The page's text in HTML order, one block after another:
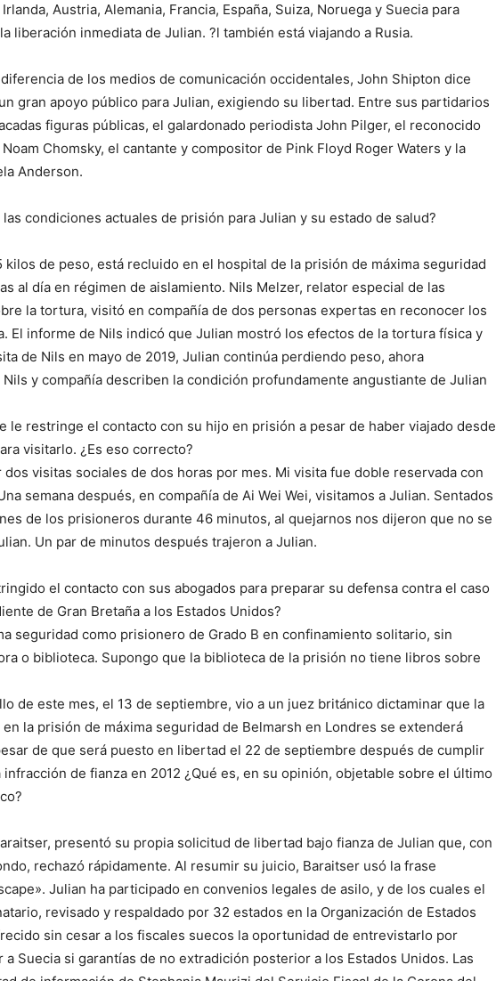
Austria, Alemania, Francia, España, Suiza, Noruega y Suecia para
liberación inmediata de Julian. ?l también está viajando a Rusia.
de los medios de comunicación occidentales, John Shipton dice
gran apoyo público para Julian, exigiendo su libertad. Entre sus partidarios
figuras públicas, el galardonado periodista John Pilger, el reconocido
Chomsky, el cantante y compositor de Pink Floyd Roger Waters y la
Anderson.
condiciones actuales de prisión para Julian y su estado de salud?
kilos de peso, está recluido en el hospital de la prisión de máxima seguridad
al día en régimen de aislamiento. Nils Melzer, relator especial de las
la tortura, visitó en compañía de dos personas expertas en reconocer los
El informe de Nils indicó que Julian mostró los efectos de la tortura física y
de Nils en mayo de 2019, Julian continúa perdiendo peso, ahora
y compañía describen la condición profundamente angustiante de Julian
le restringe el contacto con su hijo en prisión a pesar de haber viajado desde
visitarlo. ¿Es eso correcto?
visitas sociales de dos horas por mes. Mi visita fue doble reservada con
semana después, en compañía de Ai Wei Wei, visitamos a Julian. Sentados
de los prisioneros durante 46 minutos, al quejarnos nos dijeron que no se
Un par de minutos después trajeron a Julian.
el contacto con sus abogados para preparar su defensa contra el caso
de Gran Bretaña a los Estados Unidos?
seguridad como prisionero de Grado B en confinamiento solitario, sin
o biblioteca. Supongo que la biblioteca de la prisión no tiene libros sobre
de este mes, el 13 de septiembre, vio a un juez británico dictaminar que la
la prisión de máxima seguridad de Belmarsh en Londres se extenderá
de que será puesto en libertad el 22 de septiembre después de cumplir
de fianza en 2012 ¿Qué es, en su opinión, objetable sobre el último
presentó su propia solicitud de libertad bajo fianza de Julian que, con
rechazó rápidamente. Al resumir su juicio, Baraitser usó la frase
Julian ha participado en convenios legales de asilo, y de los cuales el
revisado y respaldado por 32 estados en la Organización de Estados
sin cesar a los fiscales suecos la oportunidad de entrevistarlo por
a Suecia si garantías de no extradición posterior a los Estados Unidos. Las